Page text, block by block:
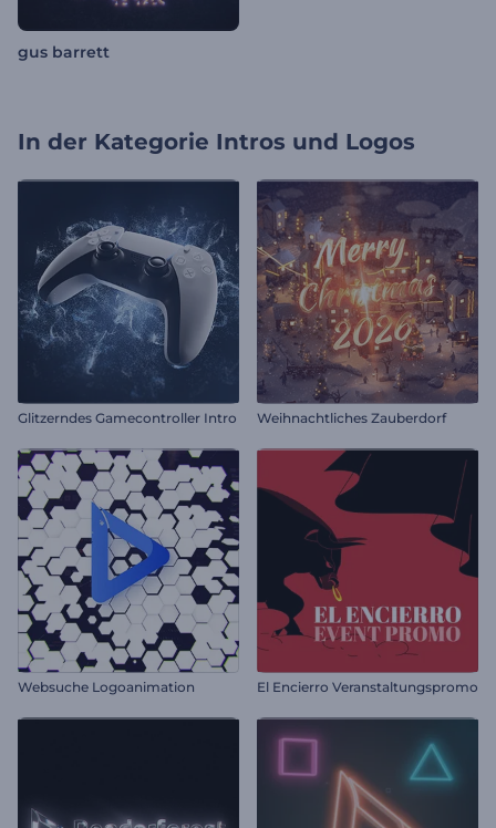
gus barrett
In der Kategorie Intros und Logos
Glitzerndes Gamecontroller Intro Weihnachtliches Zauberdorf
Websuche Logoanimation El Encierro Veranstaltungspromo